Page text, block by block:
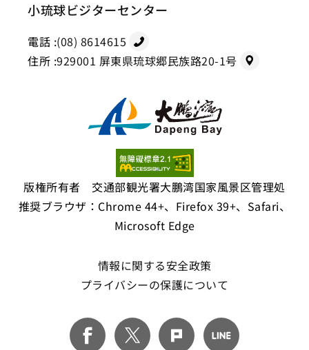
小琉球ビジターセンター
電話 :(08) 8614615
住所 :929001 屏東県琉球郷民族路20-1号
版権所有者 交通部観光署大鵬湾国家風景区管理処
推奨ブラウザ：Chrome 44+、Firefox 39+、Safari、
Microsoft Edge
情報に関する安全政策
プライバシーの保護について